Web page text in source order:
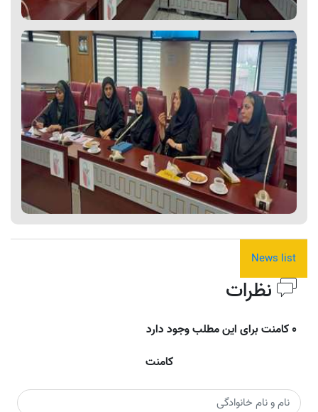
News list
نظرات
0 کامنت برای این مطلب وجود دارد
کامنت